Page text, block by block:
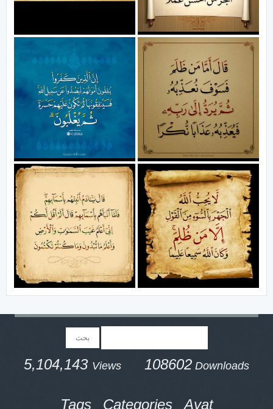
5,104,143Views 108602 Downloads
Tags Categories Ayat